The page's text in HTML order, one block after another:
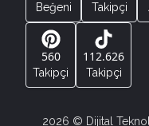
Beğeni Takipçi
560
Takipçi
112.626
Takipçi
2026 © Dijital